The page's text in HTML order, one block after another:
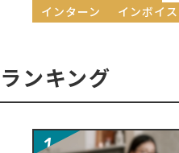
インターン
インボイス
ランキング